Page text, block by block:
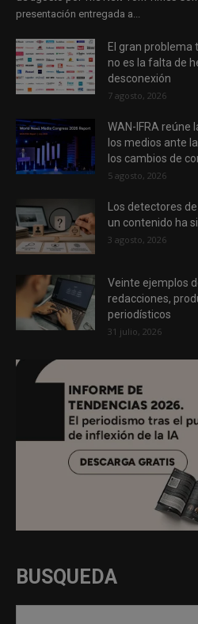
presentación entregada a...
El gran problema
no es la falta de
desconexión
7 agosto, 2026
WAN-IFRA reúne
los medios ante
los cambios de
5 agosto, 2026
Los detectores
un contenido ha
3 agosto, 2026
Veinte ejemplos
redacciones,
periodísticos
31 julio, 2026
BUSQUEDA